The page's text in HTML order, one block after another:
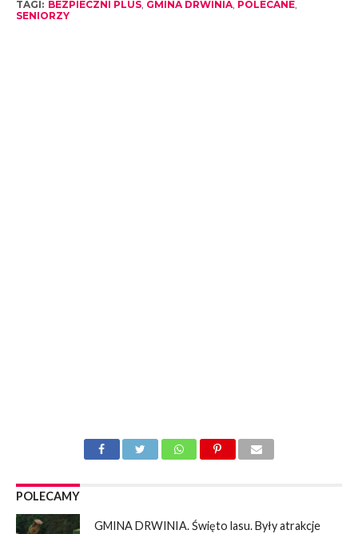
TAGI: BEZPIECZNI PLUS, GMINA DRWINIA, POLECANE,
SENIORZY
POLECAMY
GMINA DRWINIA. Święto lasu. Były atrakcje